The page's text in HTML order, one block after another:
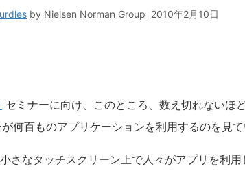
by Nielsen Norman Group 2010年2月10日
セミナーに向け、このところ、数え切れないほ
何百ものアプリケーションを利用するのを見て
さなタッチスクリーン上で人々がアプリを利用